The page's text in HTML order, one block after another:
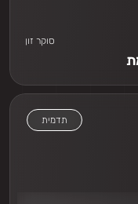
סוקר זון
תדמית